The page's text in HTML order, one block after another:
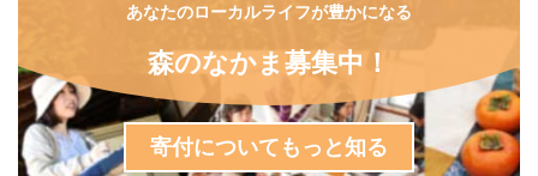
あなたのローカルライフが豊かになる
森のなかま募集中！
寄付についてもっと知る